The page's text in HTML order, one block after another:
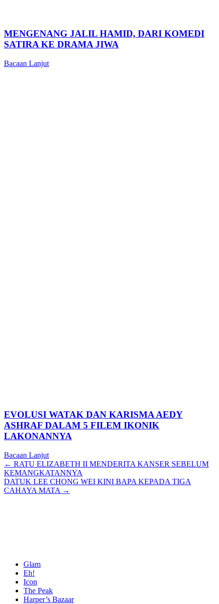
MENGENANG JALIL HAMID, DARI KOMEDI
SATIRA KE DRAMA JIWA
Bacaan Lanjut
EVOLUSI WATAK DAN KARISMA AEDY
ASHRAF DALAM 5 FILEM IKONIK
LAKONANNYA
Bacaan Lanjut
Posts
navigation
← RATU ELIZABETH II MENDERITA KANSER SEBELUM
KEMANGKATANNYA
DATUK LEE CHONG WEI KINI BAPA KEPADA TIGA
CAHAYA MATA →
Glam
Eh!
Icon
The Peak
Harper’s Bazaar